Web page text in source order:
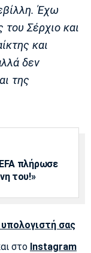
Έχω
Σέρχιο και
και
δεν
της
πλήρωσε
του!»
σας
στο Instagram